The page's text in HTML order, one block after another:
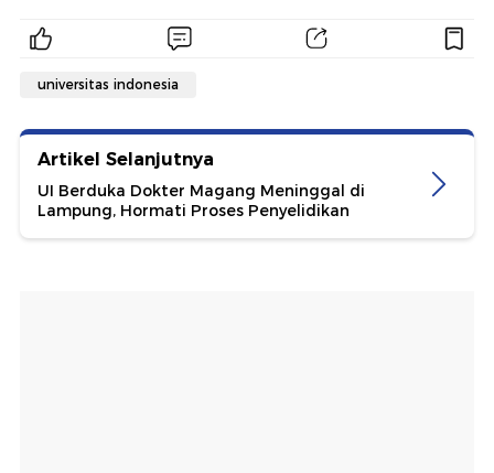
universitas indonesia
Artikel Selanjutnya
UI Berduka Dokter Magang Meninggal di
Lampung, Hormati Proses Penyelidikan